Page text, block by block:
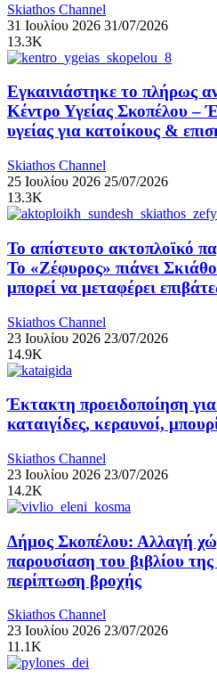
Skiathos Channel
31 Ιουλίου 2026 31/07/2026
13.3K
Εγκαινιάστηκε το πλήρως
Κέντρο Υγείας Σκοπέλου –
υγείας για κατοίκους &
Skiathos Channel
25 Ιουλίου 2026 25/07/2026
13.3K
Το απίστευτο ακτοπλοϊκό
Το «Ζέφυρος» πιάνει
μπορεί να μεταφέρει
Skiathos Channel
23 Ιουλίου 2026 23/07/2026
14.9K
Έκτακτη προειδοποίηση
καταιγίδες, κεραυνοί,
Skiathos Channel
23 Ιουλίου 2026 23/07/2026
14.2K
Δήμος Σκοπέλου: Αλλαγή
παρουσίαση του βιβλίου
περίπτωση βροχής
Skiathos Channel
23 Ιουλίου 2026 23/07/2026
11.1K